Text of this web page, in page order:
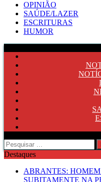
OPINIÃO
SAÚDE/LAZER
ESCRITURAS
HUMOR
Pesquisar
por:
Destaques
ABRANTES:
SUBITAMENTE NA